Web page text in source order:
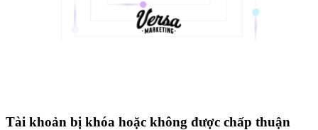
Tài khoản bị khóa hoặc không được chấp thuận